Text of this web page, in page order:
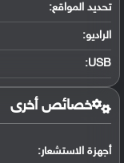
تحديد المواقع:
الراديو:
USB
:
خصائص أخرى
أجهزة الاستشعار: